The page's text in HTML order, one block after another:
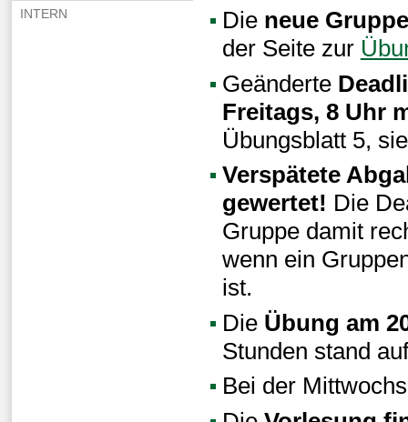
INTERN
Die neue
der Seite zur
Geänderte
Freitags, 8 Uhr
Übungsblatt 5,
Verspätete
gewertet! Die
Gruppe damit
wenn ein
ist.
Die Übung am
Stunden stand
Bei der